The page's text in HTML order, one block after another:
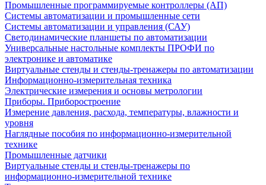
Промышленные программируемые контроллеры (АП)
Системы автоматизации и промышленные сети
Системы автоматизации и управления (САУ)
Светодинамические планшеты по автоматизации
Универсальные настольные комплекты ПРОФИ по
электронике и автоматике
Виртуальные стенды и стенды-тренажеры по автоматизации
Информационно-измерительная техника
Электрические измерения и основы метрологии
Приборы. Приборостроение
Измерение давления, расхода, температуры, влажности и
уровня
Наглядные пособия по информационно-измерительной
технике
Промышленные датчики
Виртуальные стенды и стенды-тренажеры по
информационно-измерительной технике